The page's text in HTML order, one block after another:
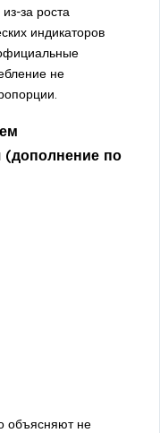
за роста
индикаторов
не
(дополнение по
объясняют не